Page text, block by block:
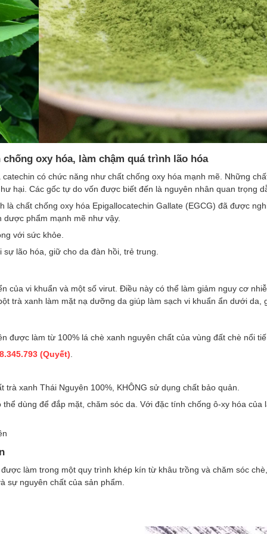
oxy hóa, làm chậm quá trình lão hóa
có chức năng như chất chống oxy hóa mạnh mẽ. Những
hại. Các gốc tự do vốn được biết đến là nguyên nhân quan trọng
chất chống oxy hóa Epigallocatechin Gallate (EGCG) đã được
phẩm mạnh mẽ như vậy.
với sức khỏe.
lão hóa, giữ cho da đàn hồi, trẻ trung.
của vi khuẩn và một số virut. Điều này có thể làm giảm nguy cơ
trà xanh làm mặt nạ dưỡng da giúp làm sạch vi khuẩn ẩn dưới da,
được làm từ 100% lá chè xanh nguyên chất của vùng đất chè nổi
(Quyết)
xanh Thái Nguyên 100%, KHÔNG sử dụng chất bảo quản.
dùng để đắp mặt, chăm sóc da. Với đặc tính chống ô-xy hóa
làm trong một quy trình khép kín từ khâu trồng và chăm sóc
sự nguyên chất của sản phẩm.